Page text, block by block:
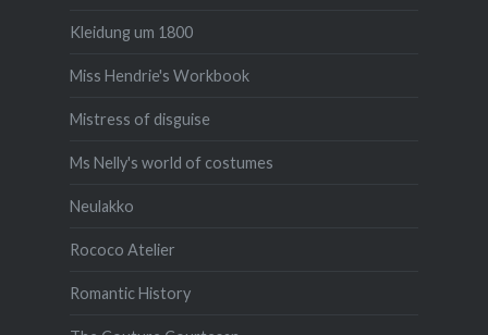
Kleidung um 1800
Miss Hendrie's Workbook
Mistress of disguise
Ms Nelly's world of costumes
Neulakko
Rococo Atelier
Romantic History